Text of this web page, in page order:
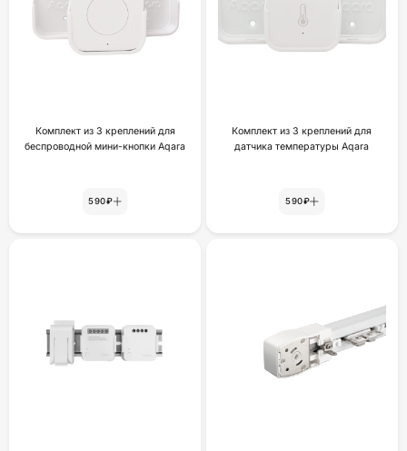
Комплект из 3 креплений для
беспроводной мини-кнопки Aqara
590₽
Комплект из 3 креплений для
датчика температуры Aqara
590₽